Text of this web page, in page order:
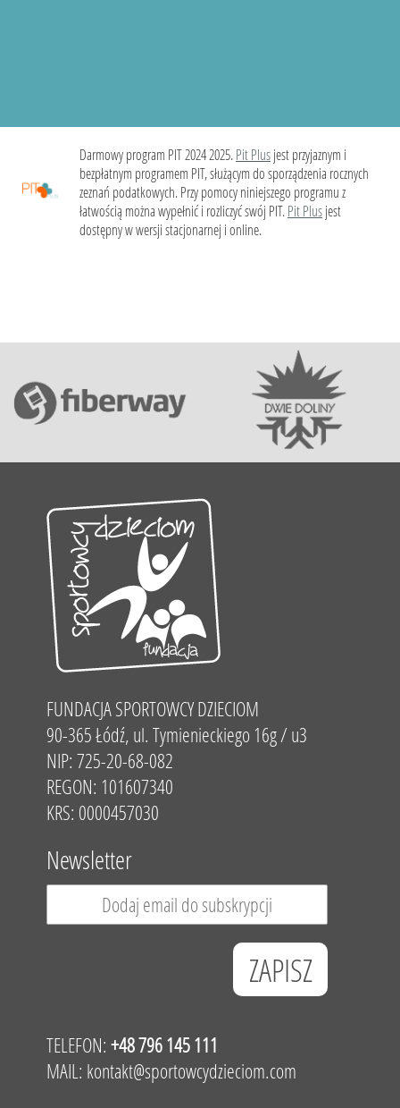
Darmowy program PIT 2024 2025.Pit Plusjest przyjaznym i
bezpłatnym programem PIT, służącym do sporządzenia rocznych
zeznań podatkowych. Przy pomocy niniejszego programu z
łatwością można wypełnić i rozliczyć swój PIT.Pit Plusjest
dostępny w wersji stacjonarnej i online.
FUNDACJA SPORTOWCY DZIECIOM
90-365 Łódź, ul. Tymienieckiego 16g / u3
NIP: 725-20-68-082
REGON: 101607340
KRS: 0000457030
Newsletter
TELEFON: +48 796 145 111
MAIL: kontakt@sportowcydzieciom.com